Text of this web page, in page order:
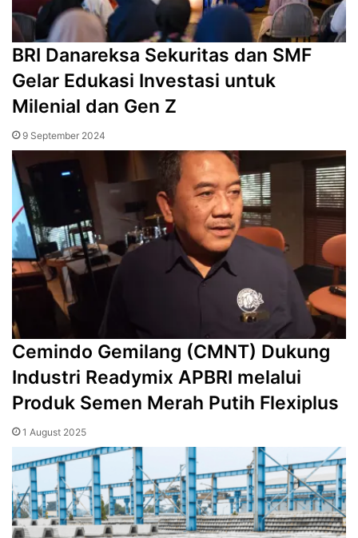
BRI Danareksa Sekuritas dan SMF
Gelar Edukasi Investasi untuk
Milenial dan Gen Z
9 September 2024
‎Cemindo Gemilang (CMNT) Dukung
Industri Readymix APBRI melalui
Produk Semen Merah Putih Flexiplus
1 August 2025